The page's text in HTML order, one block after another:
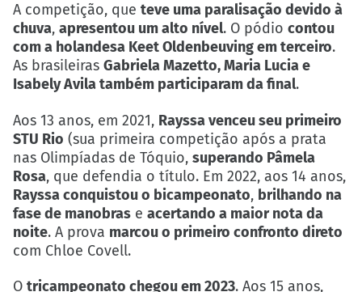
A competição, que teve uma paralisação devido à
chuva, apresentou um alto nível. O pódio contou
com a holandesa Keet Oldenbeuving em terceiro.
As brasileiras Gabriela Mazetto, Maria Lucia e
Isabely Avila também participaram da final.
Aos 13 anos, em 2021, Rayssa venceu seu primeiro
STU Rio (sua primeira competição após a prata
nas Olimpíadas de Tóquio, superando Pâmela
Rosa, que defendia o título. Em 2022, aos 14 anos,
Rayssa conquistou o bicampeonato, brilhando na
fase de manobras e acertando a maior nota da
noite. A prova marcou o primeiro confronto direto
com Chloe Covell.
O tricampeonato chegou em 2023. Aos 15 anos,